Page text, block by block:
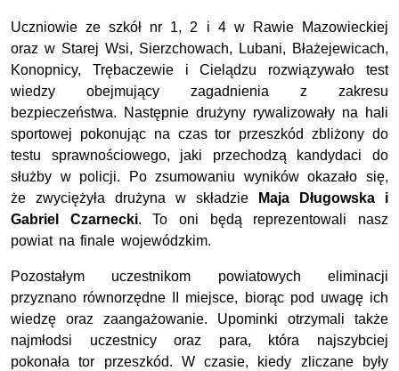
Uczniowie ze szkół nr 1, 2 i 4 w Rawie Mazowieckiej
oraz w Starej Wsi, Sierzchowach, Lubani, Błażejewicach,
Konopnicy, Trębaczewie i Cielądzu rozwiązywało test
wiedzy obejmujący zagadnienia z zakresu
bezpieczeństwa. Następnie drużyny rywalizowały na hali
sportowej pokonując na czas tor przeszkód zbliżony do
testu sprawnościowego, jaki przechodzą kandydaci do
służby w policji. Po zsumowaniu wyników okazało się,
że zwyciężyła drużyna w składzie
Maja Długowska i
Gabriel Czarnecki. To oni będą reprezentowali nasz
powiat na finale wojewódzkim.
Pozostałym uczestnikom powiatowych eliminacji
przyznano równorzędne II miejsce, biorąc pod uwagę ich
wiedzę oraz zaangażowanie. Upominki otrzymali także
najmłodsi uczestnicy oraz para, która najszybciej
pokonała tor przeszkód. W czasie, kiedy zliczane były